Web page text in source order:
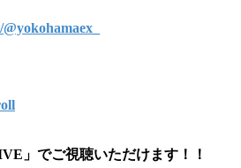
」でご視聴いただけます！！